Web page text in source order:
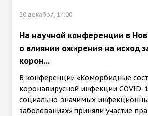
20 декабря, 14:00
На научной конференции в
о влиянии ожирения на исход
корон...
В конференции «Коморбидные
коронавирусной инфекции COVID-
социально-значимых
заболеваниях» приняли участие